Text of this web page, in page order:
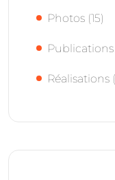
Photos (15)
Publications
Réalisations